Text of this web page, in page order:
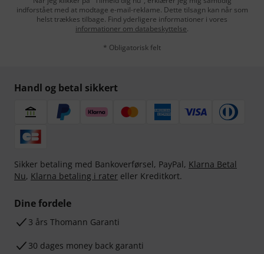
indforstået med at modtage e-mail-reklame. Dette tilsagn kan når som
helst trækkes tilbage. Find yderligere informationer i vores
informationer om databeskyttelse.
* Obligatorisk felt
Handl og betal sikkert
Sikker betaling med Bankoverførsel, PayPal, Klarna Betal
Nu, Klarna betaling i rater eller Kreditkort.
Dine fordele
3 års Thomann Garanti
30 dages money back garanti